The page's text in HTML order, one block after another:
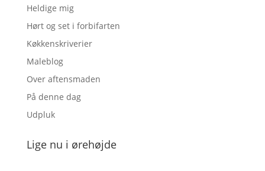
Heldige mig
Hørt og set i forbifarten
Køkkenskriverier
Maleblog
Over aftensmaden
På denne dag
Udpluk
Lige nu i ørehøjde